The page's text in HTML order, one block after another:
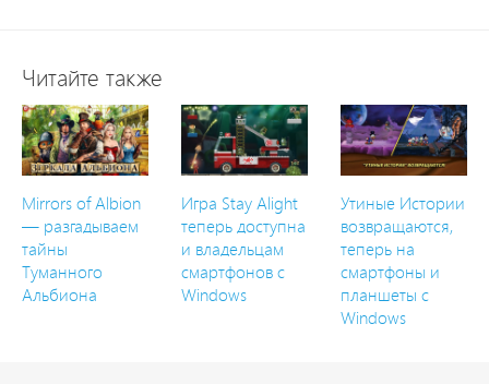
Читайте также
Mirrors of Albion
— разгадываем
тайны
Туманного
Альбиона
Игра Stay Alight
теперь доступна
и владельцам
смартфонов с
Windows
Утиные Истории
возвращаются,
теперь на
смартфоны и
планшеты с
Windows